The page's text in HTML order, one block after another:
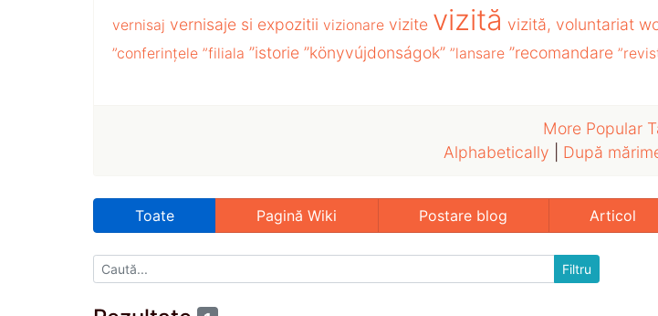
vernisaj vernisaje si expozitii vizionare vizite vizită vizită, voluntariat
”conferințele ”filiala ”istorie ”könyvújdonságok” ”lansare ”recomandare
More Popular
Alphabetically
După
Toate Pagină Wiki Postare blog Articol